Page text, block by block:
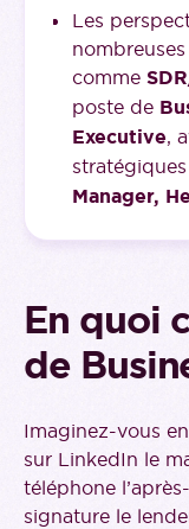
Les
comme
poste de
Executive,
Manager,
En quoi
de
Imaginez-vous
sur LinkedIn le
téléphone
signature le